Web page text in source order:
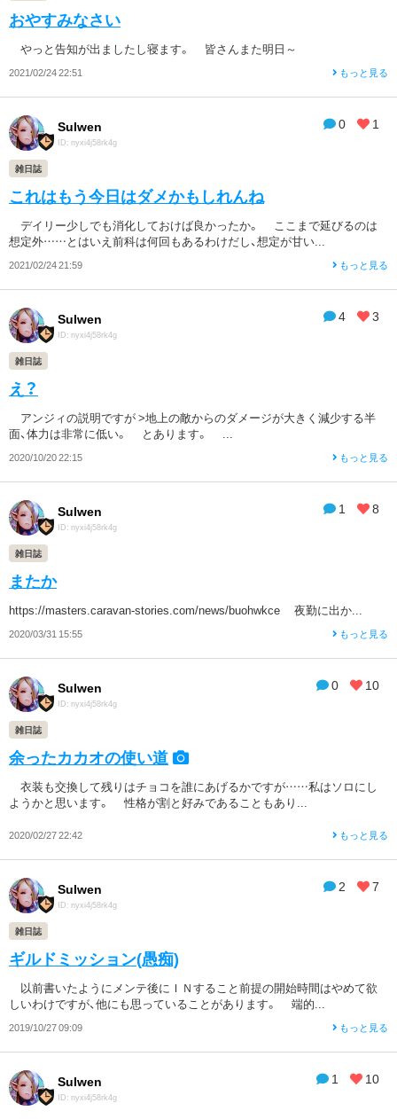
おやすみなさい
やっと告知が出ましたし寝ます。 皆さんまた明日～
2021/02/24 22:51 もっと見る
0 1
Sulwen
ID: nyxi4j58rk4g
雑日誌
これはもう今日はダメかもしれんね
デイリー少しでも消化しておけば良かったか。 ここまで延びるのは
想定外……とはいえ前科は何回もあるわけだし、想定が甘い...
2021/02/24 21:59 もっと見る
4 3
Sulwen
ID: nyxi4j58rk4g
雑日誌
え？
アンジィの説明ですが >地上の敵からのダメージが大きく減少する半
面、体力は非常に低い。 とあります。 ...
2020/10/20 22:15 もっと見る
1 8
Sulwen
ID: nyxi4j58rk4g
雑日誌
またか
https://masters.caravan-stories.com/news/buohwkce 夜勤に出か...
2020/03/31 15:55 もっと見る
0 10
Sulwen
ID: nyxi4j58rk4g
雑日誌
余ったカカオの使い道
衣装も交換して残りはチョコを誰にあげるかですが……私はソロにし
ようかと思います。 性格が割と好みであることもあり...
2020/02/27 22:42 もっと見る
2 7
Sulwen
ID: nyxi4j58rk4g
雑日誌
ギルドミッション(愚痴)
以前書いたようにメンテ後にＩＮすること前提の開始時間はやめて欲
しいわけですが、他にも思っていることがあります。 端的...
2019/10/27 09:09 もっと見る
1 10
Sulwen
ID: nyxi4j58rk4g